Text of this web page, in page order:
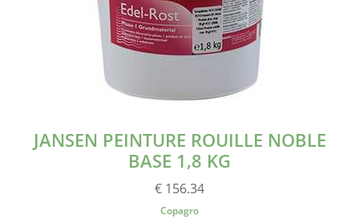
JANSEN PEINTURE ROUILLE NOBLE
BASE 1,8 KG
€ 156.34
Copagro